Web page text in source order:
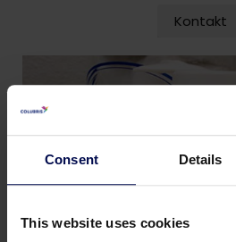
Consent Details
This website uses cookies
Kontakt